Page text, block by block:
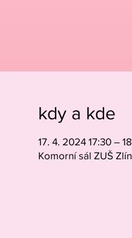
kdy a kde
17. 4. 2024 17:30 –
Komorní sál ZUŠ